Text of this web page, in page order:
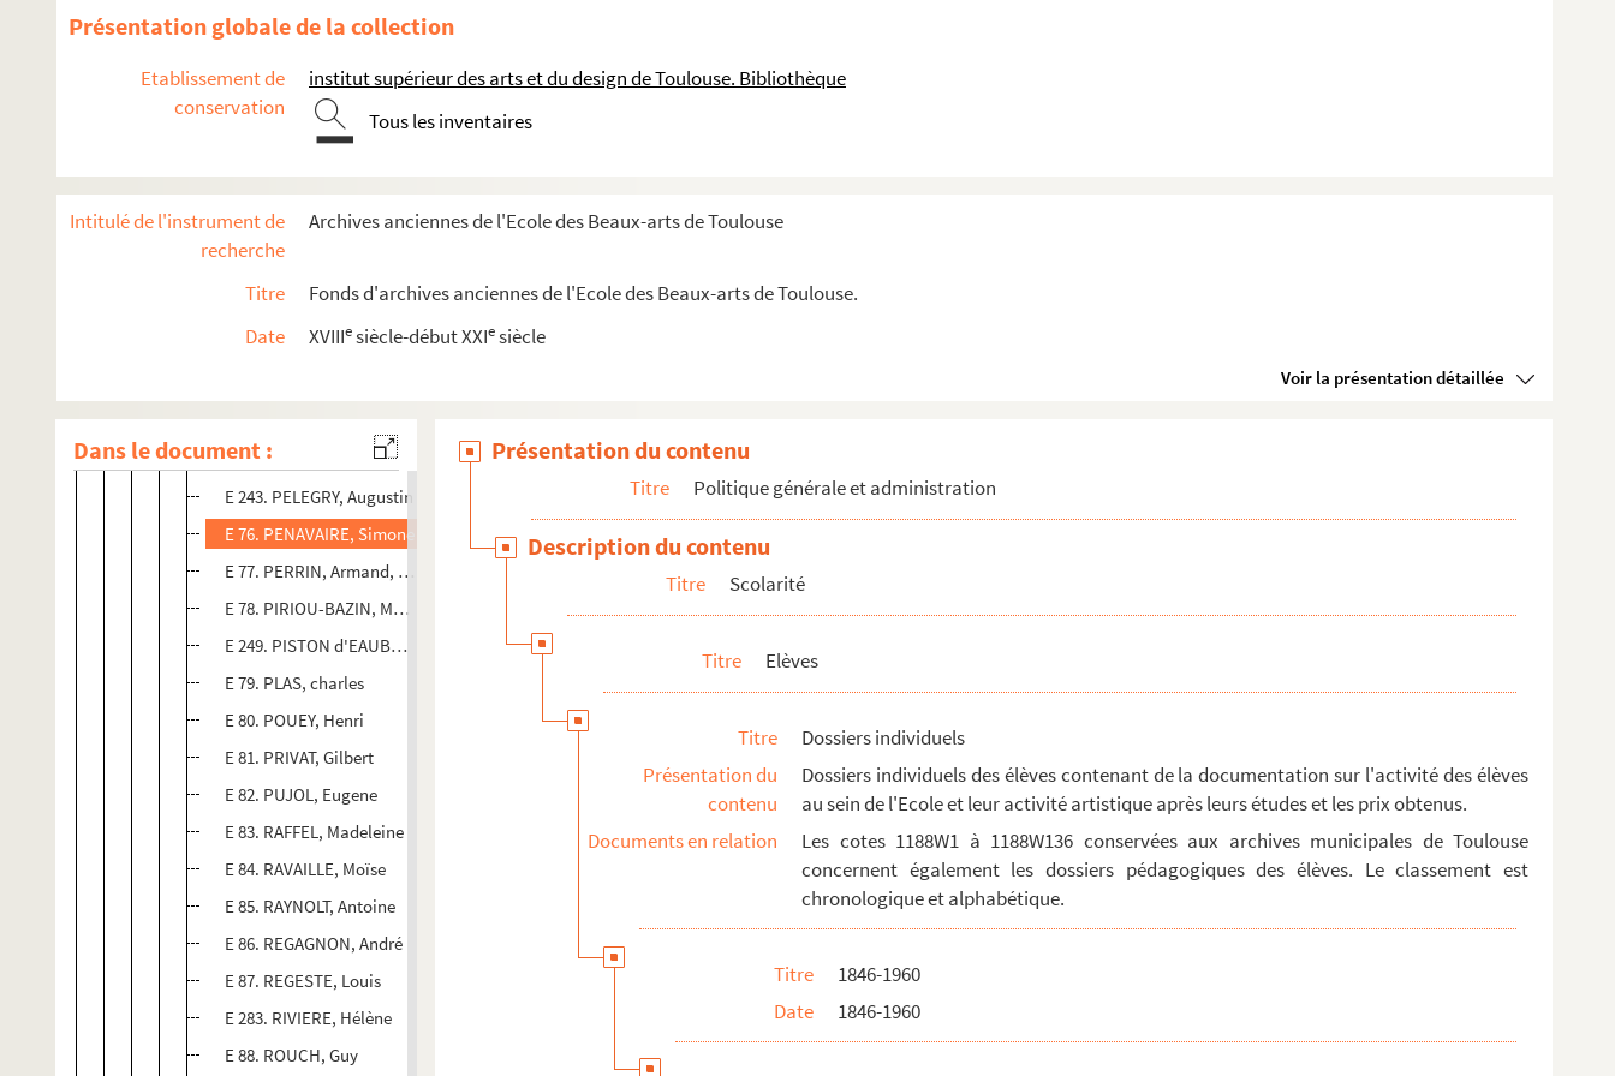
Présentation globale de la collection
Etablissement de
conservation
institut supérieur des arts et du design de Toulouse. Bibliothèque
Tous les inventaires
Intitulé de l'instrument de
recherche
Archives anciennes de l'Ecole des Beaux-arts de Toulouse
Titre
Fonds d'archives anciennes de l'Ecole des Beaux-arts de Toulouse.
Date
XVIIIesiècle-début XXIesiècle
Voir la présentation détaillée
Dans le document :
E 260. METGE
E 269. MICOINE, Jean
E 69. MONCASSIN, Henri
E 71. MONTAGNE, Camille
E 267. MONTARIOL, Jean
E 73. NGUYEN-PHI-HOANH
E 259. PARENT, Claude
E 75. PEDECH, Andrée, Eliette
E 243. PELEGRY, Augustin
E 76. PENAVAIRE, Simone
E 77. PERRIN, Armand, Justin
E 78. PIRIOU-BAZIN, Mary
E 249. PISTON d'EAUBONNE, Françoise
E 79. PLAS, charles
E 80. POUEY, Henri
E 81. PRIVAT, Gilbert
E 82. PUJOL, Eugene
E 83. RAFFEL, Madeleine
E 84. RAVAILLE, Moïse
E 85. RAYNOLT, Antoine
E 86. REGAGNON, André
E 87. REGESTE, Louis
E 283. RIVIERE, Hélène
E 88. ROUCH, Guy
Présentation du contenu
Titre Politique générale et administration
Description du contenu
Titre Scolarité
Titre Elèves
Titre
Dossiers individuels
Présentation du
contenu
Dossiers individuels des élèves contenant de la documentation sur l'activité des élèves
au sein de l'Ecole et leur activité artistique après leurs études et les prix obtenus.
Documents en relation
Les cotes 1188W1 à 1188W136 conservées aux archives municipales de Toulouse
concernent également les dossiers pédagogiques des élèves. Le classement est
chronologique et alphabétique.
Titre
1846-1960
Date
1846-1960